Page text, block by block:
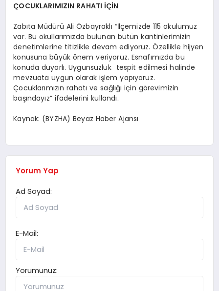
ÇOCUKLARIMIZIN RAHATI İÇİN
Zabıta Müdürü Ali Özbayraklı “İlçemizde 115 okulumuz
var. Bu okullarımızda bulunan bütün kantinlerimizin
denetimlerine titizlikle devam ediyoruz. Özellikle hijyen
konusuna büyük önem veriyoruz. Esnafımızda bu
konuda duyarlı. Uygunsuzluk tespit edilmesi halinde
mevzuata uygun olarak işlem yapıyoruz.
Çocuklarımızın rahatı ve sağlığı için görevimizin
başındayız” ifadelerini kullandı.
Kaynak: (BYZHA) Beyaz Haber Ajansı
Yorum Yap
Ad Soyad:
E-Mail:
Yorumunuz: